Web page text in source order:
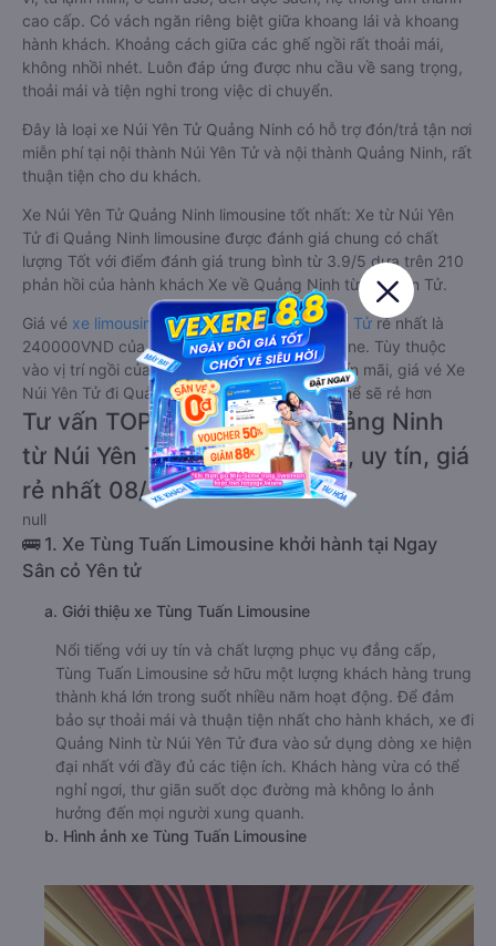
cao cấp. Có vách ngăn riêng biệt giữa khoang lái và khoang
hành khách. Khoảng cách giữa các ghế ngồi rất thoải mái,
không nhồi nhét. Luôn đáp ứng được nhu cầu về sang trọng,
thoải mái và tiện nghi trong việc di chuyển.
Đây là loại xe Núi Yên Tử Quảng Ninh có hỗ trợ đón/trả tận nơi
miễn phí tại nội thành Núi Yên Tử và nội thành Quảng Ninh, rất
thuận tiện cho du khách.
Xe Núi Yên Tử Quảng Ninh limousine tốt nhất: Xe từ Núi Yên
Tử đi Quảng Ninh limousine được đánh giá chung có chất
lượng Tốt với điểm đánh giá trung bình từ 3.9/5 dựa trên 210
phản hồi của hành khách Xe về Quảng Ninh từ Núi Yên Tử.
Giá vé xe limousine đi Quảng Ninh từ Núi Yên Tử rẻ nhất là
240000VND của hãng xe Tùng Tuấn Limousine. Tùy thuộc
vào vị trí ngồi của bạn và chương trình khuyến mãi, giá vé Xe
Núi Yên Tử đi Quảng Ninh limousine này có thể sẽ rẻ hơn
Tư vấn TOP 1 xe khách đi Quảng Ninh
từ Núi Yên Tử chất lượng cao, uy tín, giá
rẻ nhất 08/2026
null
🚌 1. Xe Tùng Tuấn Limousine khởi hành tại Ngay
Sân cỏ Yên tử
a. Giới thiệu xe Tùng Tuấn Limousine
Nổi tiếng với uy tín và chất lượng phục vụ đẳng cấp,
Tùng Tuấn Limousine sở hữu một lượng khách hàng trung
thành khá lớn trong suốt nhiều năm hoạt động. Để đảm
bảo sự thoải mái và thuận tiện nhất cho hành khách, xe đi
Quảng Ninh từ Núi Yên Tử đưa vào sử dụng dòng xe hiện
đại nhất với đầy đủ các tiện ích. Khách hàng vừa có thể
nghỉ ngơi, thư giãn suốt dọc đường mà không lo ảnh
hưởng đến mọi người xung quanh.
b. Hình ảnh xe Tùng Tuấn Limousine